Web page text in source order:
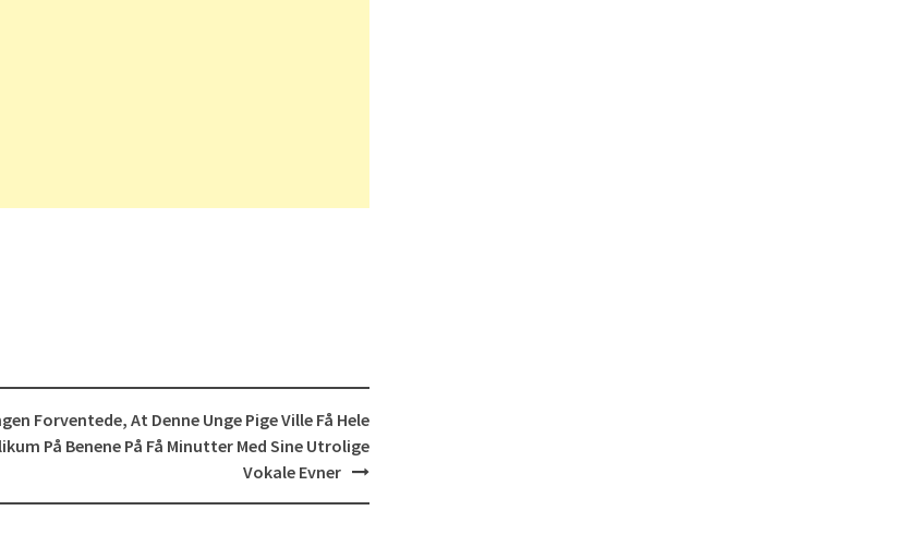
Forventede, At Denne Unge Pige Ville Få Hele
På Benene På Få Minutter Med Sine Utrolige
Vokale Evner